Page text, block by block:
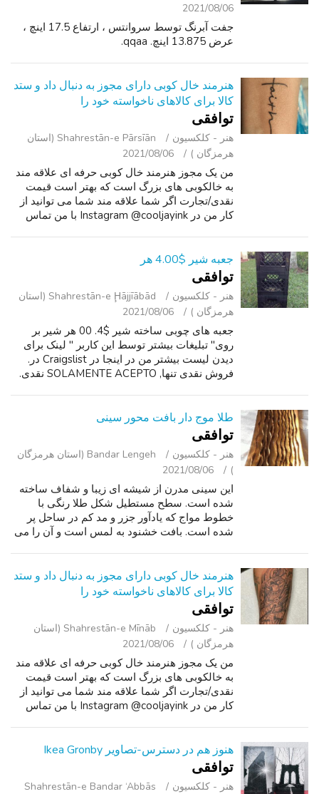
2021/08/06
جفت آبرنگ توسط سروانتس ، ارتفاع 17.5 اینچ ،
عرض 13.875 اینچ. qqaa.
هنرمند خال کوبی دارای مجوز به دنبال داد و ستد
کالا برای کالاهای ناخواسته خود را
توافقی
هنر - کلکسیون
Shahrestān-e Pārsīān (استان
هرمزگان )
2021/08/06
من یک مجوز هنرمند خال کوبی حرفه ای علاقه مند
به خالکوبی های بزرگ است که بهتر است قیمت
نقدی/تجارت اگر شما علاقه مند شما می توانید از
کار من در Instagram @cooljayink با من تماس
جعبه شیر $4.00 هر
توافقی
هنر - کلکسیون
Shahrestān-e Ḩājjīābād (استان
هرمزگان )
2021/08/06
جعبه های چوبی ساخته شیر $4. 00 هر شیر بر
روی" تبلیغات بیشتر توسط این کاربر " لینک برای
دیدن لیست بیشتر من در اینجا در Craigslist در.
فروش نقدی تنها, SOLAMENTE ACEPTO نقدی.
طلا موج دار بافت محور سینی
توافقی
هنر - کلکسیون
Bandar Lengeh (استان هرمزگان
)
2021/08/06
این سینی مدرن از شیشه ای زیبا و شفاف ساخته
شده است. سطح مستطیل شکل طلا رنگی با
خطوط مواج که یادآور جزر و مد کم در ساحل پر
شده است. بافت خشنود به لمس است و آن را می
هنرمند خال کوبی دارای مجوز به دنبال داد و ستد
کالا برای کالاهای ناخواسته خود را
توافقی
هنر - کلکسیون
Shahrestān-e Mīnāb (استان
هرمزگان )
2021/08/06
من یک مجوز هنرمند خال کوبی حرفه ای علاقه مند
به خالکوبی های بزرگ است که بهتر است قیمت
نقدی/تجارت اگر شما علاقه مند شما می توانید از
کار من در Instagram @cooljayink با من تماس
هنوز هم در دسترس-تصاویر Ikea Gronby
توافقی
هنر - کلکسیون
Shahrestān-e Bandar ‘Abbās